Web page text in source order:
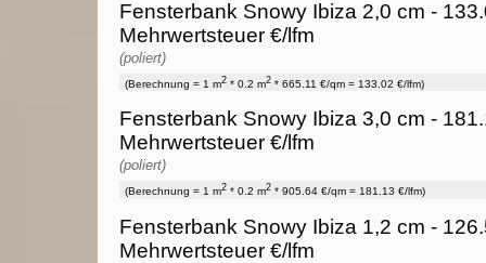
Fensterbank Snowy Ibiza 2,0 cm -
Mehrwertsteuer €/lfm
(poliert)
(Berechnung = 1 m2 * 0.2 m2 * 665.11 €/qm = 133.02 €/lfm)
Fensterbank Snowy Ibiza 3,0 cm -
Mehrwertsteuer €/lfm
(poliert)
(Berechnung = 1 m2 * 0.2 m2 * 905.64 €/qm = 181.13 €/lfm)
Fensterbank Snowy Ibiza 1,2 cm -
Mehrwertsteuer €/lfm